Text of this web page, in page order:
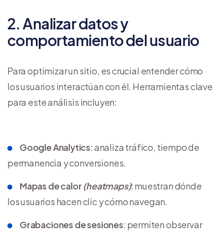
2. Analizar datos y
comportamiento del usuario
Para optimizar un sitio, es crucial entender cómo
los usuarios interactúan con él. Herramientas clave
para este análisis incluyen:
Google Analytics: analiza tráfico, tiempo de
permanencia y conversiones.
Mapas de calor (heatmaps): muestran dónde
los usuarios hacen clic y cómo navegan.
Grabaciones de sesiones: permiten observar